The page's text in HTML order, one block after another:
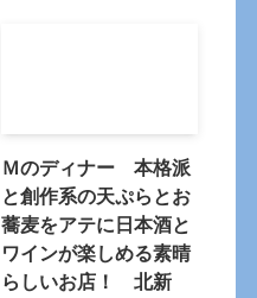
Ｍのディナー 本格派
と創作系の天ぷらとお
蕎麦をアテに日本酒と
ワインが楽しめる素晴
らしいお店！ 北新